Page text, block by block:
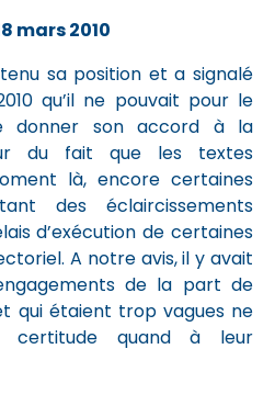
mars 2010
sa position et a signalé
qu’il ne pouvait pour le
donner son accord à la
du fait que les textes
là, encore certaines
des éclaircissements
d’exécution de certaines
A notre avis, il y avait
de la part de
qui étaient trop vagues ne
certitude quand à leur